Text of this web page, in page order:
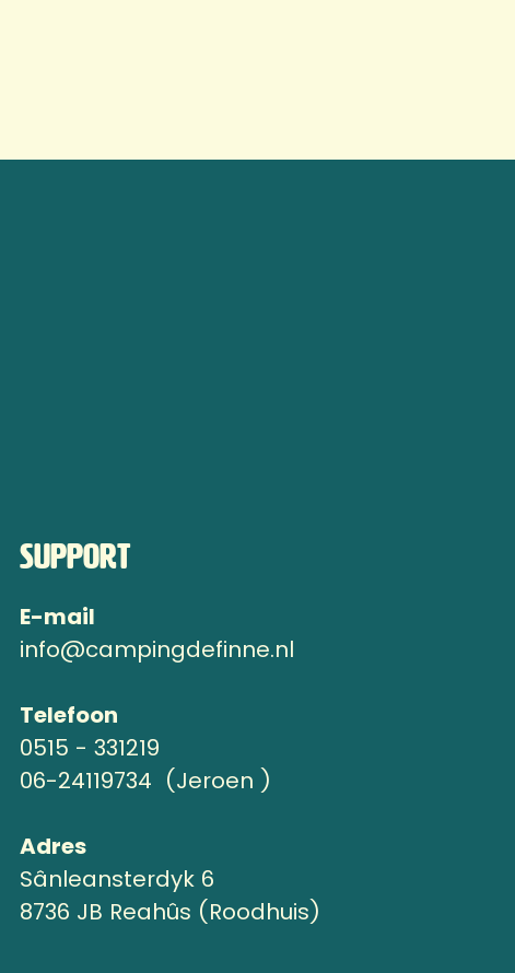
Support
E-mail
info@campingdefinne.nl
Telefoon
0515 - 331219
06-24119734 (Jeroen )
Adres
Sânleansterdyk 6
8736 JB Reahûs (Roodhuis)